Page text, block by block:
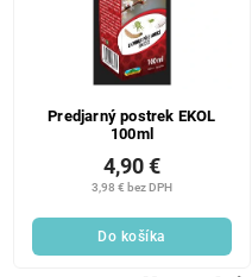
Predjarný postrek EKOL
100ml
3,98 € bez DPH
4,90 €
Do košíka